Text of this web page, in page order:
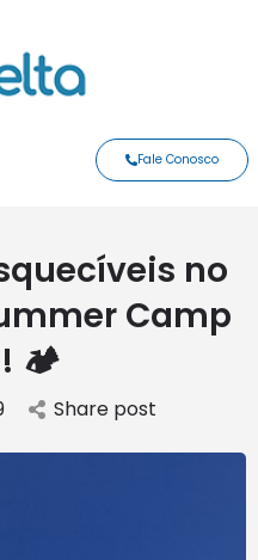
Fale Conosco
no
Camp
🏕️
Share post